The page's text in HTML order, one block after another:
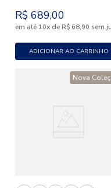
R$ 689,00
em até 10x de R$ 68,90 sem
ADICIONAR AO CARRINHO
Nova